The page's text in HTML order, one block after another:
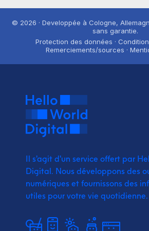
© 2026 · Developpée à Cologne,
sans garantie.
Protection des données ·
Remerciements/sources ·
Il s'agit d'un service offert par
Digital. Nous développons des
numériques et fournissons des
utiles pour votre vie quotidienne.